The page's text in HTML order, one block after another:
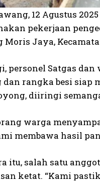
12 Agustus
pekerjaan
Moris Jaya,
personel Satgas
rangka besi siap
diiringi
warga
membawa hasil
itu, salah satu
ketat. “Kami